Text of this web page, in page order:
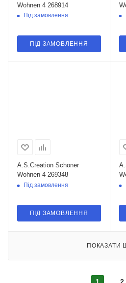
Wohnen 4 268914
Під замовлення
ПІД ЗАМОВЛЕННЯ
A.S.Creation Schoner
Wohnen 4 269348
Під замовлення
ПІД ЗАМОВЛЕННЯ
ПОКАЗАТИ